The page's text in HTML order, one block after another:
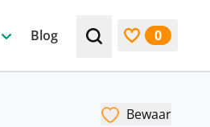
Blog Zoek bijv. een
0
Bewaar